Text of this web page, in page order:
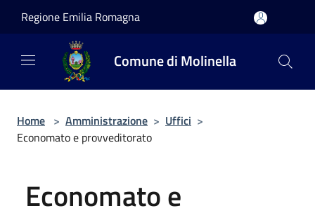
Regione Emilia Romagna
Comune di Molinella
Home > Amministrazione > Uffici >
Economato e provveditorato
Economato e